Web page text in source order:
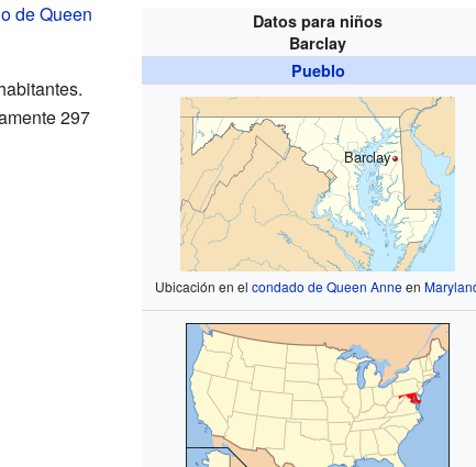
Datos para niños
Barclay
Pueblo
Barclay
Ubicación en elcondado de Queen Anneen
de Queen
297